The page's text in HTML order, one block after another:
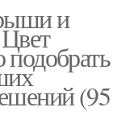
и
(95